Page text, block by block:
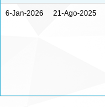
6-Jan-2026 21-Ago-2025